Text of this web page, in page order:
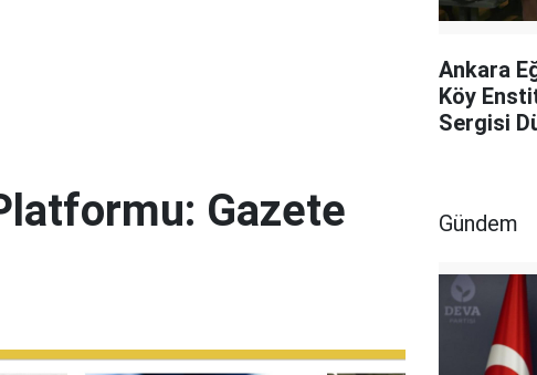
Ankara
Köy
Sergisi
Gazete
Gündem